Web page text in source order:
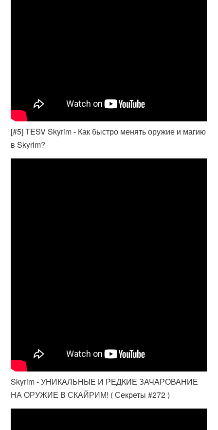
[#5] TESV Skyrim - Как быстро менять оружие и магию
в Skyrim?
Skyrim - УНИКАЛЬНЫЕ И РЕДКИЕ ЗАЧАРОВАНИЕ
НА ОРУЖИЕ В СКАЙРИМ! ( Секреты #272 )